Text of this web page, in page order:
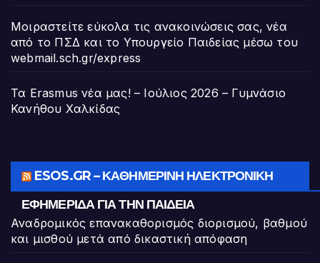
Μοιραστείτε εύκολα τις ανακοινώσεις σας, νέα
από το ΠΣΔ και το Υπουργείο Παιδείας μέσω του
webmail.sch.gr/express
Τα Erasmus νέα μας! – Ιούλιος 2026 – Γυμνάσιο
Κανήθου Χαλκίδας
ESOS.GR – ΚΑΘΗΜΕΡΙΝΉ ΗΛΕΚΤΡΟΝΙΚΉ
ΕΦΗΜΕΡΊΔΑ ΓΙΑ ΤΗΝ ΠΑΙΔΕΊΑ
Αναδρομικός επανακαθορισμός διορισμού, βαθμού
και μισθού μετά από δικαστική απόφαση